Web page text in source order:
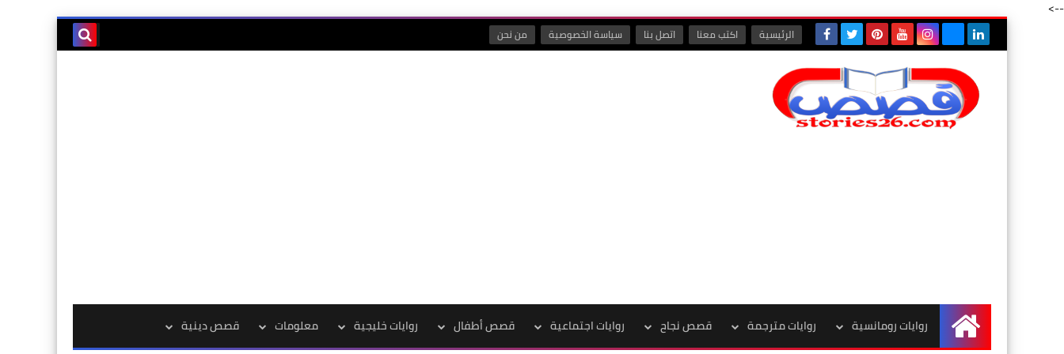
-->
الرئيسية اكتب معنا اتصل بنا سياسة الخصوصية من نحن
الرئيسية
روايات رومانسية روايات مترجمة قصص نجاح روايات اجتماعية قصص أطفال روايات خليجية معلومات قصص دينية